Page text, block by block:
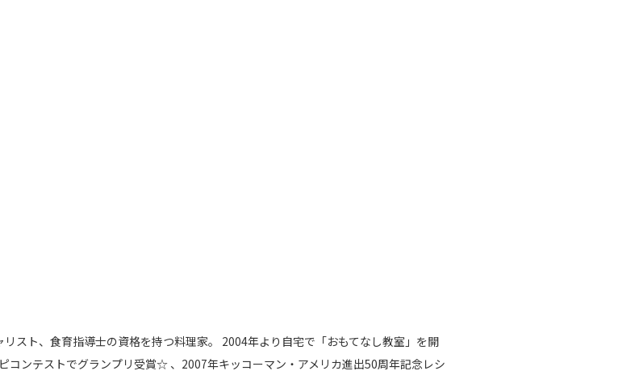
スト、食育指導士の資格を持つ料理家。 2004年より自宅で「おもてなし教室」を開
コンテストでグランプリ受賞☆ 、2007年キッコーマン・アメリカ進出50周年記念レシ